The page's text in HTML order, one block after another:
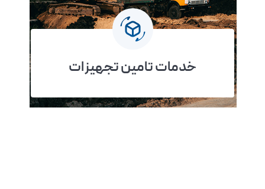
خدمات تامین تجهیزات